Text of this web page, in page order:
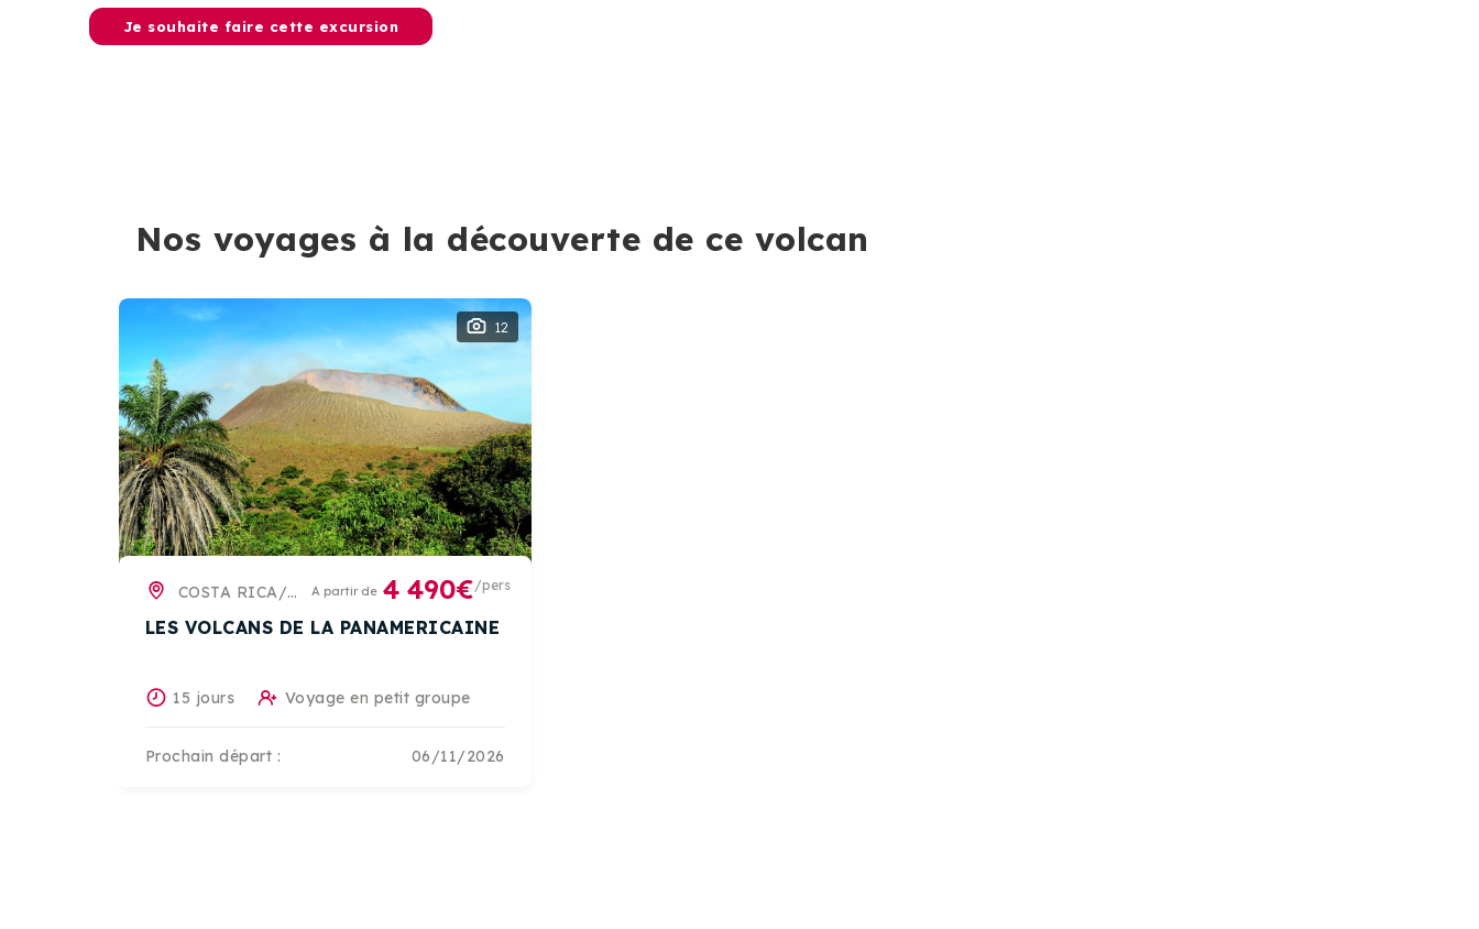
Je souhaite faire cette excursion
Nos voyages à la découverte de ce volcan
12
COSTA RICA/NICARAGUA A partir de 4 490€/pers
LES VOLCANS DE LA PANAMERICAINE
15 jours Voyage en petit groupe
Prochain départ : 06/11/2026